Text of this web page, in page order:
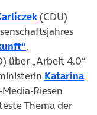
(öffnet in
(CDU)
(öffnet in
,
in neuem Tab)
über „Arbeit 4.0“
Katarina
Riesen
Thema der